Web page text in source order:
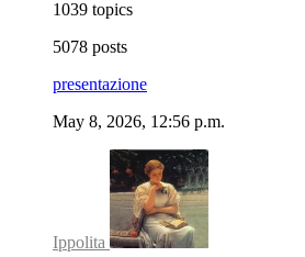
1039 topics
5078 posts
presentazione
May 8, 2026, 12:56 p.m.
Ippolita